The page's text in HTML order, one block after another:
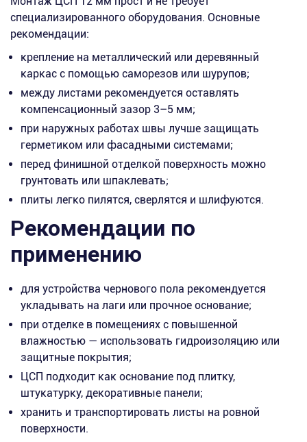
специализированного оборудования. Основные
рекомендации:
крепление на металлический или деревянный
каркас с помощью саморезов или шурупов;
между листами рекомендуется оставлять
компенсационный зазор 3–5 мм;
при наружных работах швы лучше защищать
герметиком или фасадными системами;
перед финишной отделкой поверхность можно
грунтовать или шпаклевать;
плиты легко пилятся, сверлятся и шлифуются.
Рекомендации по
применению
для устройства чернового пола рекомендуется
укладывать на лаги или прочное основание;
при отделке в помещениях с повышенной
влажностью — использовать гидроизоляцию или
защитные покрытия;
ЦСП подходит как основание под плитку,
штукатурку, декоративные панели;
хранить и транспортировать листы на ровной
поверхности.